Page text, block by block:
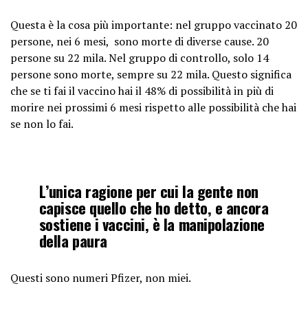
Questa è la cosa più importante: nel gruppo vaccinato 20
persone, nei 6 mesi, sono morte di diverse cause. 20
persone su 22 mila. Nel gruppo di controllo, solo 14
persone sono morte, sempre su 22 mila. Questo significa
che se ti fai il vaccino hai il 48% di possibilità in più di
morire nei prossimi 6 mesi rispetto alle possibilità che hai
se non lo fai.
L’unica ragione per cui la gente non
capisce quello che ho detto, e ancora
sostiene i vaccini, è la manipolazione
della paura
Questi sono numeri Pfizer, non miei.